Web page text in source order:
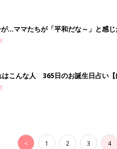
...ママたちが「平和だな～」と感
はこんな人 365日のお誕生日占い【
< 1 2 3 4